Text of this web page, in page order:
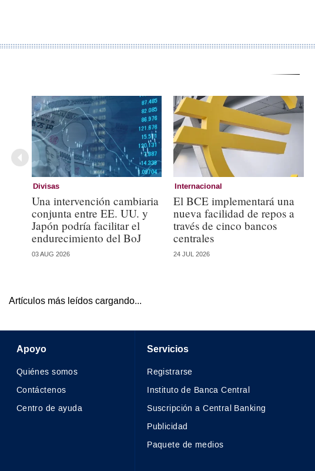
Divisas
Una intervención cambiaria
conjunta entre EE. UU. y
Japón podría facilitar el
endurecimiento del BoJ
03 AUG 2026
Internacional
El BCE implementará una
nueva facilidad de repos a
través de cinco bancos
centrales
24 JUL 2026
Artículos más leídos cargando...
Apoyo
Quiénes somos
Contáctenos
Centro de ayuda
Servicios
Registrarse
Instituto de Banca Central
Suscripción a Central Banking
Publicidad
Paquete de medios